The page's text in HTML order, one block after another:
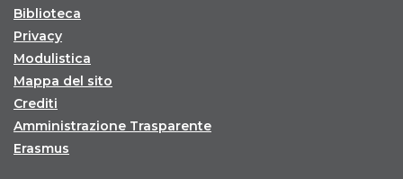
Biblioteca
Privacy
Modulistica
Mappa del sito
Crediti
Amministrazione Trasparente
Erasmus